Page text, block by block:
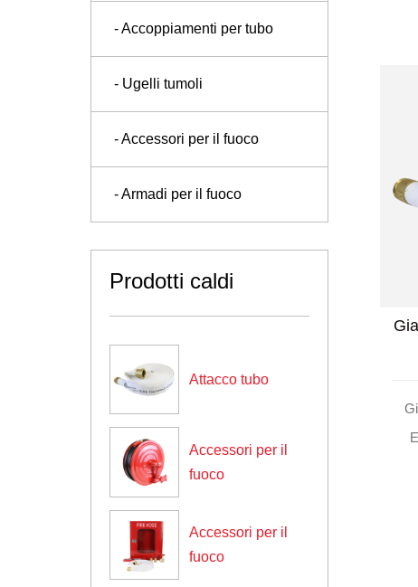
- Accoppiamenti per tubo
- Ugelli tumoli
- Accessori per il fuoco
- Armadi per il fuoco
Prodotti caldi
Attacco tubo
Accessori per il
fuoco
Accessori per il
fuoco
antincendio, alla valvola e ad a...